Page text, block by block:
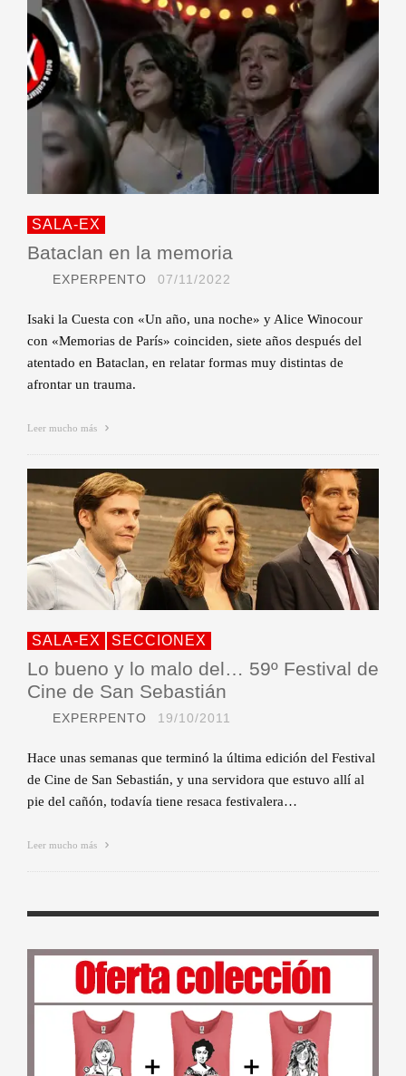
SALA-EX
Bataclan en la memoria
EXPERPENTO 07/11/2022
Isaki la Cuesta con «Un año, una noche» y Alice Winocour
con «Memorias de París» coinciden, siete años después del
atentado en Bataclan, en relatar formas muy distintas de
afrontar un trauma.
Leer mucho más
SALA-EX SECCIONEX
Lo bueno y lo malo del… 59º Festival de
Cine de San Sebastián
EXPERPENTO 19/10/2011
Hace unas semanas que terminó la última edición del Festival
de Cine de San Sebastián, y una servidora que estuvo allí al
pie del cañón, todavía tiene resaca festivalera…
Leer mucho más